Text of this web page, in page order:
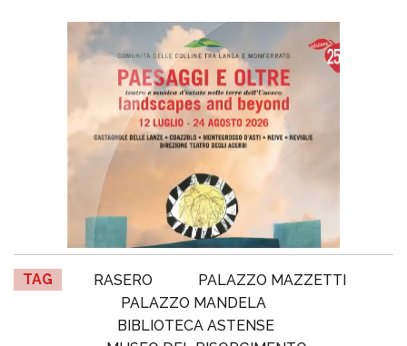
TAG RASERO
PALAZZO MAZZETTI
PALAZZO MANDELA
BIBLIOTECA ASTENSE